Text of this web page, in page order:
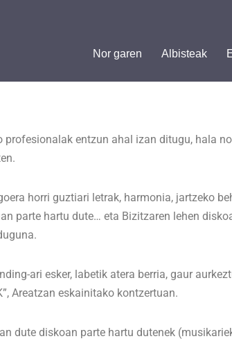
Nor garen Albisteak
profesionalak entzun ahal izan ditugu, hala
horri guztiari letrak, harmonia, jartzeko
parte hartu dute… eta Bizitzaren lehen
ari esker, labetik atera berria, gaur
Areatzan eskainitako kontzertuan.
dute diskoan parte hartu dutenek